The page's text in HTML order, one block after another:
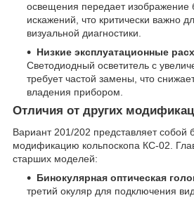
освещения передает изображение
искажений, что критически важно
визуальной диагностики.
Низкие эксплуатационные
Светодиодный осветитель с
требует частой замены, что
владения прибором.
Отличия от других
Вариант 201/202 представляет собой
модификацию кольпоскопа КС-02.
старших моделей:
Бинокулярная оптическая
третий окуляр для подключения